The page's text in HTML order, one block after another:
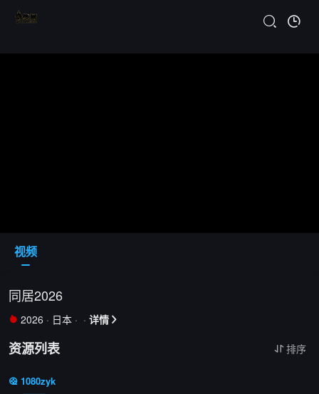
视频
同居2026
 2026 · 日本 · · 详情 
资源列表  排序
1080zyk